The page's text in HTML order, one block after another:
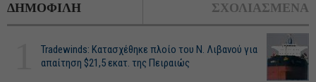
ΔΗΜΟΦΙΛΗ ΣΧΟΛΙΑΣΜΕΝΑ
Tradewinds: Κατασχέθηκε πλοίο του Ν. Λιβανού για
απαίτηση $21,5 εκατ. της Πειραιώς